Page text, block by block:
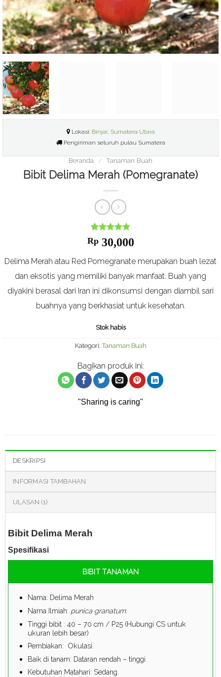
Lokasi: Binjai, Sumatera Utara
Pengiriman seluruh pulau Sumatera
Beranda / Tanaman Buah
Bibit Delima Merah (Pomegranate)
Nilai5 dari
5
ulasan
1
Rp30,000
Delima Merah atau Red Pomegranate merupakan buah lezat
dan eksotis yang memiliki banyak manfaat. Buah yang
diyakini berasal dari Iran ini dikonsumsi dengan diambil sari
buahnya yang berkhasiat untuk kesehatan.
Stok habis
Kategori:Tanaman Buah
Bagikan produk ini:
"Sharing is caring"
DESKRIPSI
INFORMASI TAMBAHAN
ULASAN (1)
Bibit Delima Merah
Spesifikasi
BIBIT TANAMAN
Nama: Delima Merah
Nama Ilmiah: punica granatum.
Tinggi bibit : 40 – 70 cm / P25 (Hubungi CS untuk
ukuran lebih besar)
Pembiakan: Okulasi.
Baik di tanam: Dataran rendah – tinggi.
Kebutuhan Matahari: Sedang.